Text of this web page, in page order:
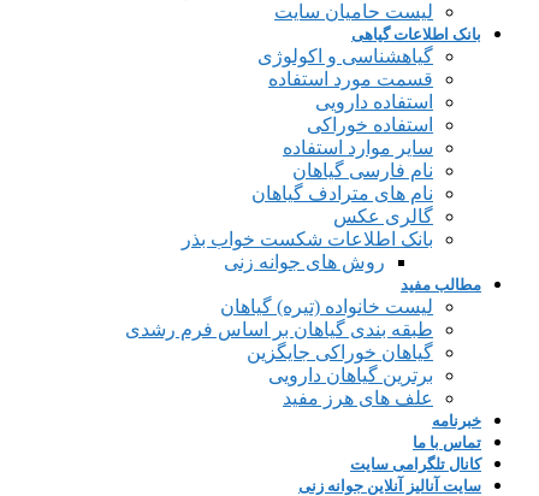
لیست حامیان سایت
بانک اطلاعات گیاهی
گیاهشناسی و اکولوژی
قسمت مورد استفاده
استفاده دارویی
استفاده خوراکی
سایر موارد استفاده
نام فارسی گیاهان
نام های مترادف گیاهان
گالری عکس
بانک اطلاعات شکست خواب بذر
روش های جوانه زنی
مطالب مفید
لیست خانواده (تیره) گیاهان
طبقه بندی گیاهان بر اساس فرم رشدی
گیاهان خوراکی جایگزین
برترین گیاهان دارویی
علف های هرز مفید
خبرنامه
تماس با ما
کانال تلگرامی سایت
سایت آنالیز آنلاین جوانه زنی